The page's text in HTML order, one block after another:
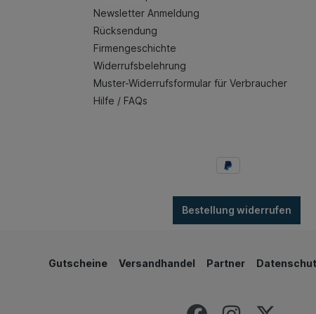
Newsletter Anmeldung
Rücksendung
Firmengeschichte
Widerrufsbelehrung
Muster-Widerrufsformular für Verbraucher
Hilfe / FAQs
Bestellung widerrufen
Gutscheine Versandhandel Partner